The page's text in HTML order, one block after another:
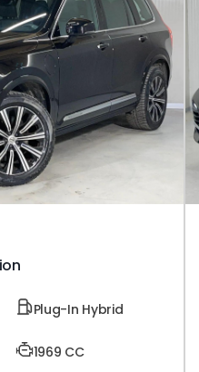
Plug-In Hybrid
1969 CC